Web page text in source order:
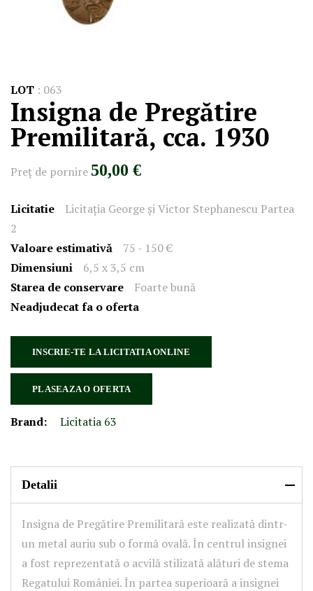
LOT : 063
Insigna de Pregătire
Premilitară, cca. 1930
Preţ de pornire 50,00 €
Licitatie
Licitația George și Victor Stephanescu Partea
2
Valoare estimativă
75 - 150 €
Dimensiuni
6,5 x 3,5 cm
Starea de conservare
Foarte bună
Neadjudecat fa o oferta
INSCRIE-TE LA LICITATIA ONLINE
PLASEAZA O OFERTA
Brand: Licitatia 63
Detalii
Insigna de Pregătire Premilitară este realizată dintr-
un metal auriu sub o formă ovală. În centrul insignei
a fost reprezentată o acvilă stilizată alături de stema
Regatului României. În partea superioară a insignei